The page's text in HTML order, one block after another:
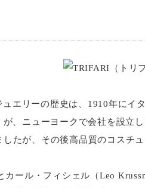
ュエリーの歴史は、1910年にイ
、ニューヨークで会社を設立し
たが、その後高品質のコスチ
カール・フィシェル（Leo